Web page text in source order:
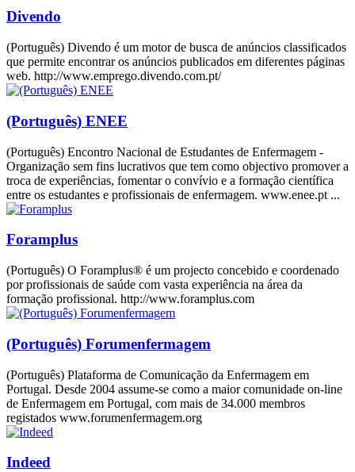
Divendo
(Português) Divendo é um motor de busca de anúncios classificados
que permite encontrar os anúncios publicados em diferentes páginas
web. http://www.emprego.divendo.com.pt/
(Português) ENEE
(Português) Encontro Nacional de Estudantes de Enfermagem -
Organização sem fins lucrativos que tem como objectivo promover a
troca de experiências, fomentar o convívio e a formação científica
entre os estudantes e profissionais de enfermagem. www.enee.pt ...
Foramplus
(Português) O Foramplus® é um projecto concebido e coordenado
por profissionais de saúde com vasta experiência na área da
formação profissional. http://www.foramplus.com
(Português) Forumenfermagem
(Português) Plataforma de Comunicação da Enfermagem em
Portugal. Desde 2004 assume-se como a maior comunidade on-line
de Enfermagem em Portugal, com mais de 34.000 membros
registados www.forumenfermagem.org
Indeed